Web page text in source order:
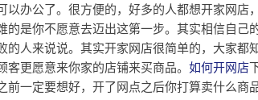
以办公了。很方便的，好多的人都想开家网店
的是你不愿意去迈出这第一步。其实相信自己
的人来说说。其实开家网店很简单的，大家都
客更愿意来你家的店铺来买商品。 如何开网店
前一定要想好，开了网点之后你打算卖什么商